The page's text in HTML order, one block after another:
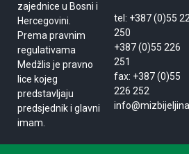
zajednice u Bosni i
Hercegovini.
Prema pravnim
regulativama
Medžlis je pravno
lice kojeg
predstavljaju
predsjednik i glavni
imam.
tel: +387 (0)55
250
+387 (0)55 226
251
fax: +387 (0)55
226 252